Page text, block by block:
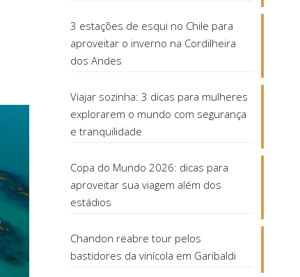
3 estações de esqui no Chile para
aproveitar o inverno na Cordilheira
dos Andes
Viajar sozinha: 3 dicas para mulheres
explorarem o mundo com segurança
e tranquilidade
Copa do Mundo 2026: dicas para
aproveitar sua viagem além dos
estádios
Chandon reabre tour pelos
bastidores da vinícola em Garibaldi